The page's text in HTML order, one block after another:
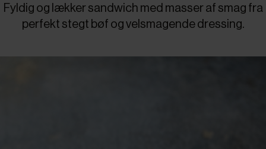
Fyldig og lækker sandwich med masser af smag fra
perfekt stegt bøf og velsmagende dressing.